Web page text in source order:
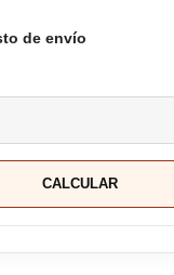
de envío
CALCULAR